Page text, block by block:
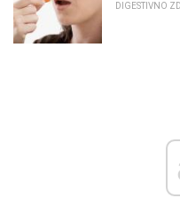
DIGESTIVNO